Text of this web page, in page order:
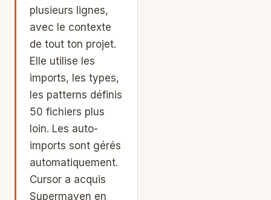
plusieurs lignes,
avec le contexte
de tout ton projet.
Elle utilise les
imports, les types,
les patterns définis
50 fichiers plus
loin. Les auto-
imports sont gérés
automatiquement.
Cursor a acquis
Supermaven en